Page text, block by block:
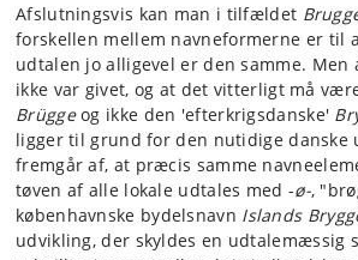
Afslutningsvis kan man i tilfældet
forskellen mellem navneformerne er til
udtalen jo alligevel er den samme. Men
ikke var givet, og at det vitterligt må
Brüggeog ikke den 'efterkrigsdanske'
ligger til grund for den nutidige danske
fremgår af, at præcis samme
tøven af alle lokale udtales med -ø-,
københavnske bydelsnavn Islands
udvikling, der skyldes en udtalemæssig